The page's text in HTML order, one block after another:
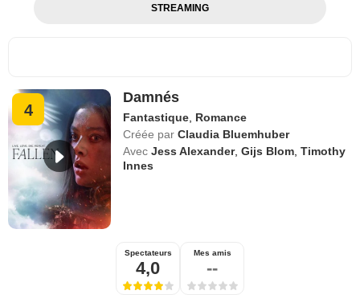
STREAMING
4
Damnés
Fantastique Romance
Créée par Claudia Bluemhuber
Avec Jess Alexander,Gijs Blom ,Timothy
Innes
Spectateurs
4,0
Mes amis
--